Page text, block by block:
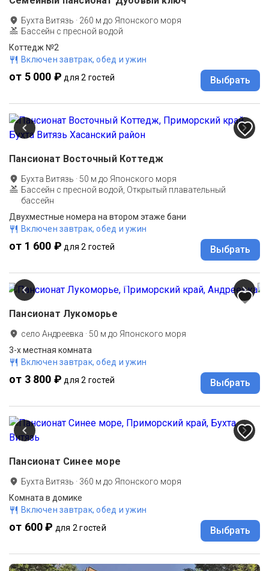
Бухта Витязь · 260 м до Японского моря
Бассейн с пресной водой
Коттедж №2
Включен завтрак, обед и ужин
от 5 000 ₽ для 2 гостей Выбрать
Пансионат Восточный Коттедж
Бухта Витязь · 50 м до Японского моря
Бассейн с пресной водой, Открытый плавательный
бассейн
Двухместные номера на втором этаже бани
Включен завтрак, обед и ужин
от 1 600 ₽ для 2 гостей Выбрать
Пансионат Лукоморье
село Андреевка · 50 м до Японского моря
3-х местная комната
Включен завтрак, обед и ужин
от 3 800 ₽ для 2 гостей Выбрать
Пансионат Синее море
Бухта Витязь · 360 м до Японского моря
Комната в домике
Включен завтрак, обед и ужин
от 600 ₽ для 2 гостей Выбрать